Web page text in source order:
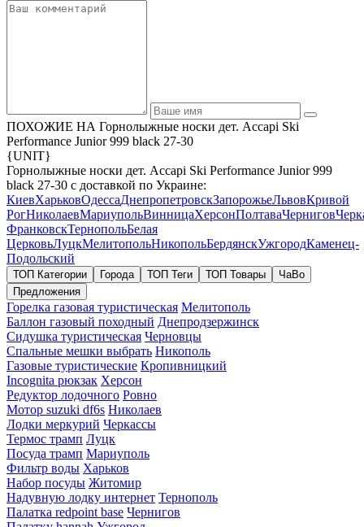
ПОХОЖИЕ НА Горнолыжные носки дет. Accapi Ski
Performance Junior 999 black 27-30
{UNIT}
Горнолыжные носки дет. Accapi Ski Performance Junior 999
black 27-30 с доставкой по Украине:
КиевХарьковОдессаДнепропетровскЗапорожьеЛьвовКривой
РогНиколаевМариупольВинницаХерсонПолтаваЧернигов
ФранковскТернопольБелая
ЦерковьЛуцкМелитопольНикопольБердянскУжгородКаменец-
Подольский
ТОП Категории Города ТОП Теги ТОП Товары
ЧаВо
Предложения
Горелка газовая туристическая Мелитополь
Баллон газовый походный Днепродзержинск
Сидушка туристическая Черновцы
Спальные мешки выбрать Никополь
Газовые туристические Кропивницкий
Incognita рюкзак Херсон
Редуктор лодочного Ровно
Мотор suzuki df6s Николаев
Лодки меркурий Черкассы
Термос трамп Луцк
Посуда трамп Мариуполь
Фильтр воды Харьков
Набор посуды Житомир
Надувную лодку интернет Тернополь
Палатка redpoint base Чернигов